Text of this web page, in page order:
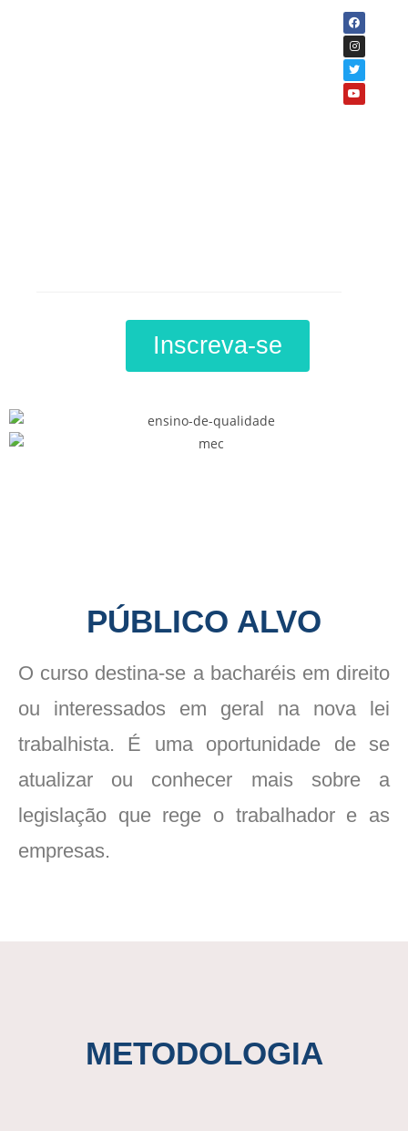
Inscreva-se
PÚBLICO ALVO
O curso destina-se a bacharéis em direito
ou interessados em geral na nova lei
trabalhista. É uma oportunidade de se
atualizar ou conhecer mais sobre a
legislação que rege o trabalhador e as
empresas.
METODOLOGIA